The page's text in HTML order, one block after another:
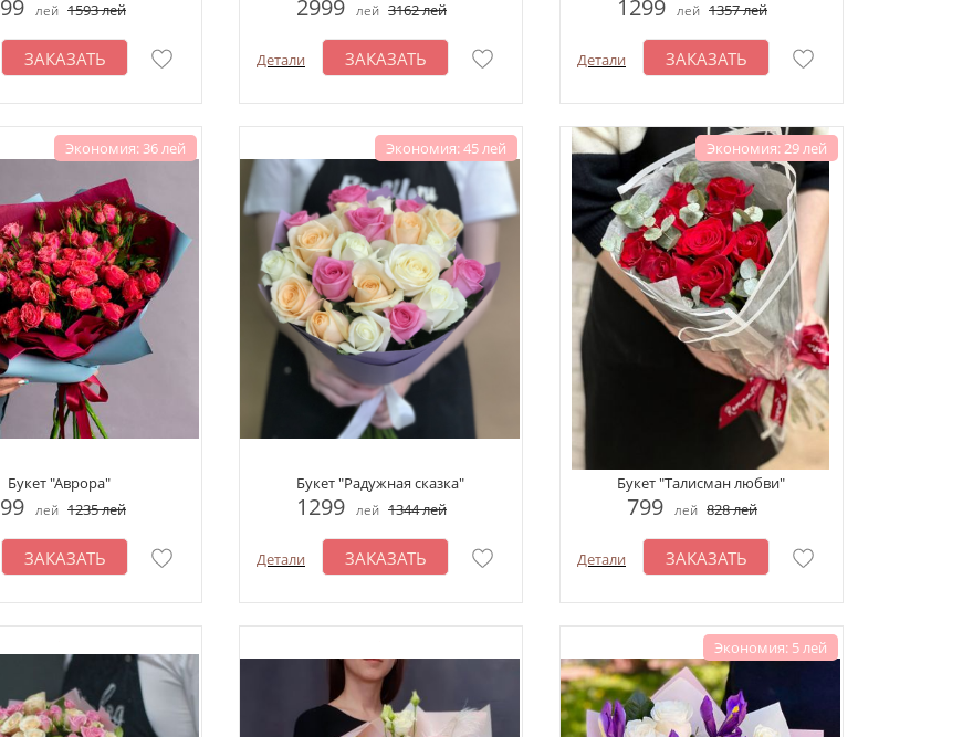
лей 1593лей
ЗАКАЗАТЬ
2999 лей 3162лей
Детали ЗАКАЗАТЬ
1299 лей 1357лей
Детали ЗАКАЗАТЬ
Экономия: 36 лей
Букет "Аврора"
лей 1235лей
ЗАКАЗАТЬ
Экономия: 45 лей
Букет "Радужная сказка"
1299 лей 1344лей
Детали ЗАКАЗАТЬ
Экономия: 29 лей
Букет "Талисман любви"
799 лей 828лей
Детали ЗАКАЗАТЬ
Экономия: 5 лей